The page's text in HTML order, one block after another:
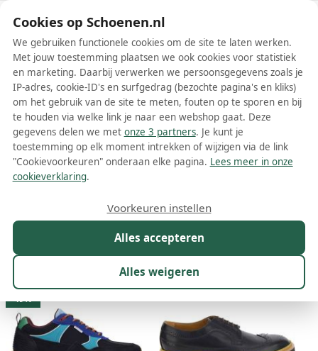
Schoenen.nl
Wis filters Alle filters
Blauwe Paul Smith herenschoenen
Meer lezen
Kleur 1
25 resultaten:
49%
Cookies op Schoenen.nl
We gebruiken functionele cookies om de site te laten werken.
Met jouw toestemming plaatsen we ook cookies voor statistiek
en marketing. Daarbij verwerken we persoonsgegevens zoals je
IP-adres, cookie-ID's en surfgedrag (bezochte pagina's en kliks)
om het gebruik van de site te meten, fouten op te sporen en bij
te houden via welke link je naar een webshop gaat. Deze
gegevens delen we met onze 3 partners. Je kunt je
toestemming op elk moment intrekken of wijzigen via de link
"Cookievoorkeuren" onderaan elke pagina. Lees meer in onze
cookieverklaring.
Alles accepteren
Alles weigeren
Voorkeuren instellen